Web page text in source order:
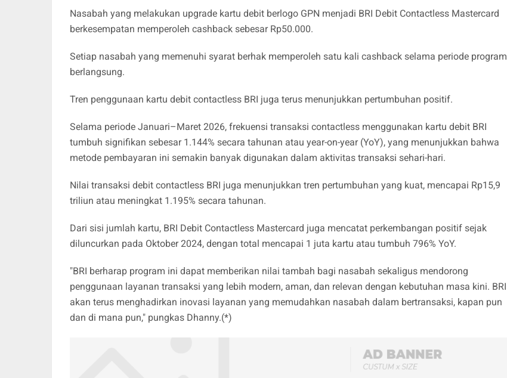
Nasabah yang melakukan upgrade kartu debit berlogo GPN menjadi BRI Debit Contactless Mastercard
berkesempatan memperoleh cashback sebesar Rp50.000.
Setiap nasabah yang memenuhi syarat berhak memperoleh satu kali cashback selama periode program
berlangsung.
Tren penggunaan kartu debit contactless BRI juga terus menunjukkan pertumbuhan positif.
Selama periode Januari–Maret 2026, frekuensi transaksi contactless menggunakan kartu debit BRI
tumbuh signifikan sebesar 1.144% secara tahunan atau year-on-year (YoY), yang menunjukkan bahwa
metode pembayaran ini semakin banyak digunakan dalam aktivitas transaksi sehari-hari.
Nilai transaksi debit contactless BRI juga menunjukkan tren pertumbuhan yang kuat, mencapai Rp15,9
triliun atau meningkat 1.195% secara tahunan.
Dari sisi jumlah kartu, BRI Debit Contactless Mastercard juga mencatat perkembangan positif sejak
diluncurkan pada Oktober 2024, dengan total mencapai 1 juta kartu atau tumbuh 796% YoY.
"BRI berharap program ini dapat memberikan nilai tambah bagi nasabah sekaligus mendorong
penggunaan layanan transaksi yang lebih modern, aman, dan relevan dengan kebutuhan masa kini. BRI
akan terus menghadirkan inovasi layanan yang memudahkan nasabah dalam bertransaksi, kapan pun
dan di mana pun," pungkas Dhanny.(*)